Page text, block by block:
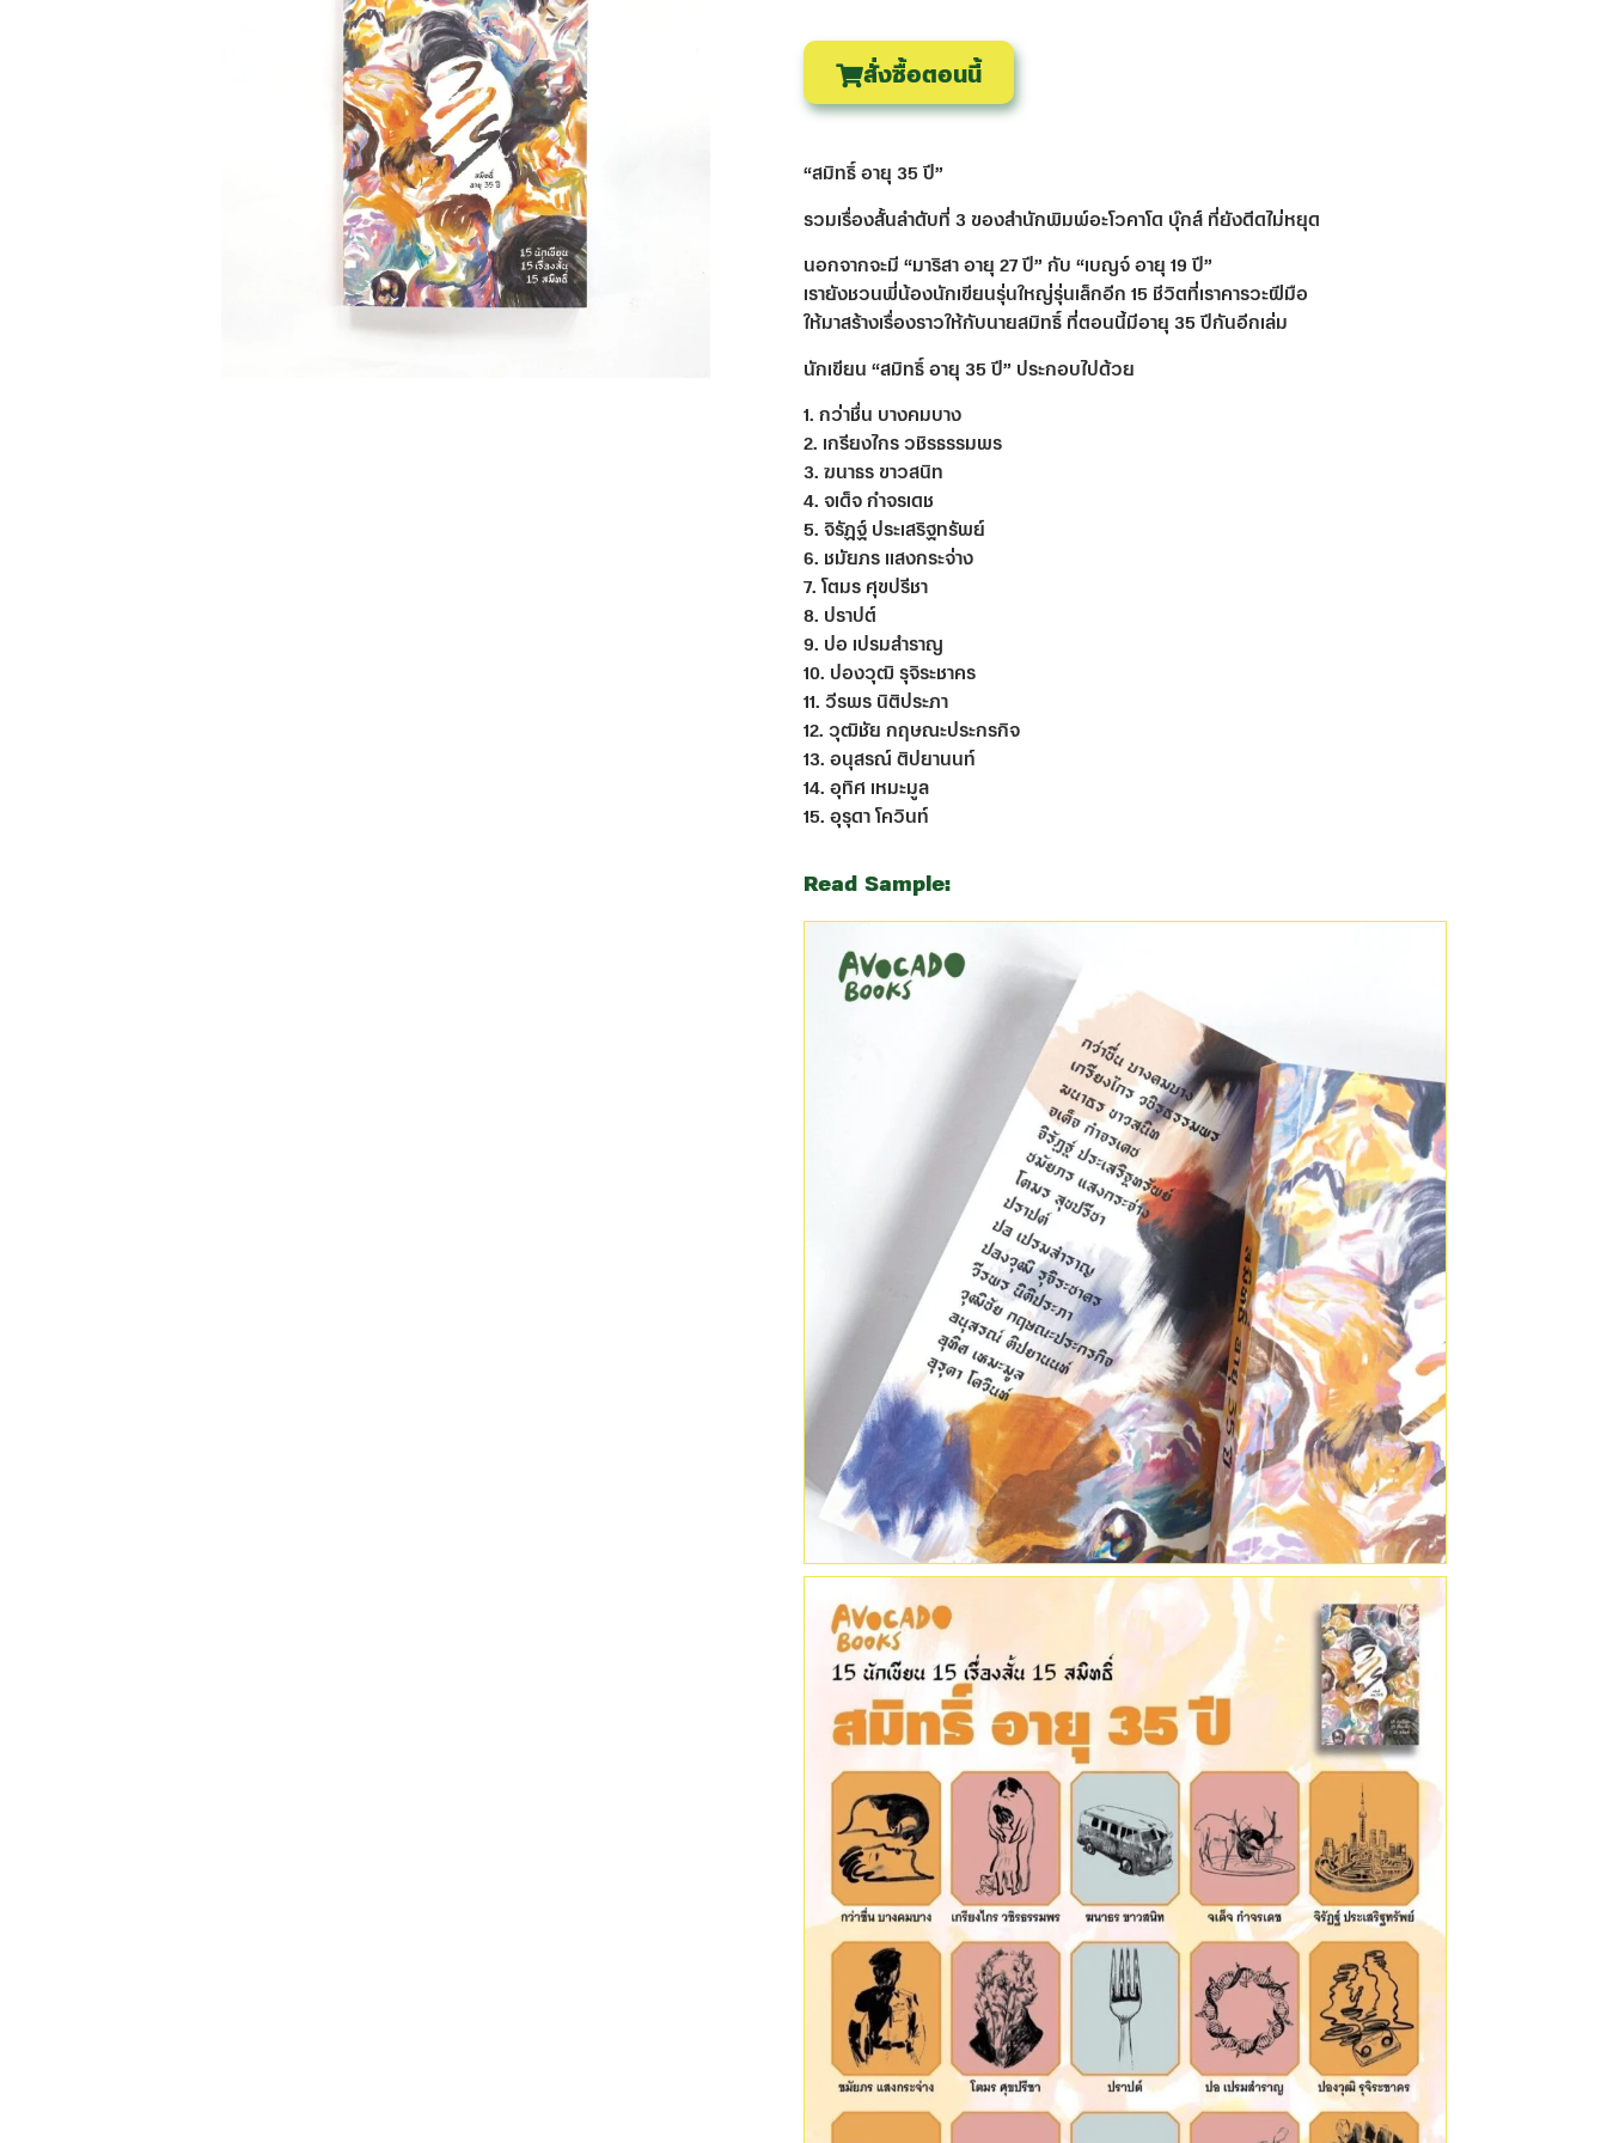
สั่งซื้อตอนนี้
“สมิทธิ์ อายุ 35 ปี”
รวมเรื่องสั้นลำดับที่ 3 ของสำนักพิมพ์อะโวคาโด บุ๊กส์ ที่ยังดีดไม่หยุด
นอกจากจะมี “มาริสา อายุ 27 ปี” กับ “เบญจ์ อายุ 19 ปี”
เรายังชวนพี่น้องนักเขียนรุ่นใหญ่รุ่นเล็กอีก 15 ชีวิตที่เราคารวะฝีมือ
ให้มาสร้างเรื่องราวให้กับนายสมิทธิ์ ที่ตอนนี้มีอายุ 35 ปีกันอีกเล่ม
นักเขียน “สมิทธิ์ อายุ 35 ปี” ประกอบไปด้วย
1. กว่าชื่น บางคมบาง
2. เกรียงไกร วชิรธรรมพร
3. ฆนาธร ขาวสนิท
4. จเด็จ กำจรเดช
5. จิรัฏฐ์ ประเสริฐทรัพย์
6. ชมัยภร แสงกระจ่าง
7. โตมร ศุขปรีชา
8. ปราปต์
9. ปอ เปรมสำราญ
10. ปองวุฒิ รุจิระชาคร
11. วีรพร นิติประภา
12. วุฒิชัย กฤษณะประกรกิจ
13. อนุสรณ์ ติปยานนท์
14. อุทิศ เหมะมูล
15. อุรุดา โควินท์
Read Sample: